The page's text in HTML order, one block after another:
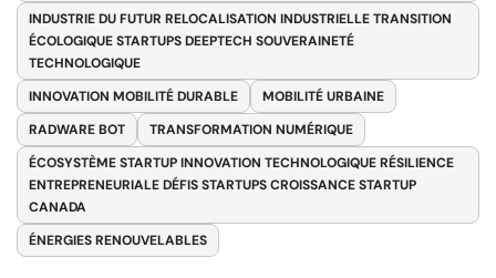
INDUSTRIE DU FUTUR RELOCALISATION INDUSTRIELLE TRANSITION
ÉCOLOGIQUE STARTUPS DEEPTECH SOUVERAINETÉ
TECHNOLOGIQUE
INNOVATION MOBILITÉ DURABLE
MOBILITÉ URBAINE
RADWARE BOT
TRANSFORMATION NUMÉRIQUE
ÉCOSYSTÈME STARTUP INNOVATION TECHNOLOGIQUE RÉSILIENCE
ENTREPRENEURIALE DÉFIS STARTUPS CROISSANCE STARTUP
CANADA
ÉNERGIES RENOUVELABLES